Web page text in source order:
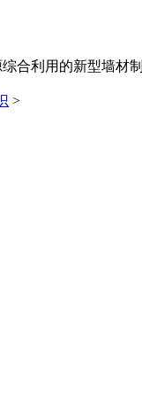
合利用的新型墙材
>